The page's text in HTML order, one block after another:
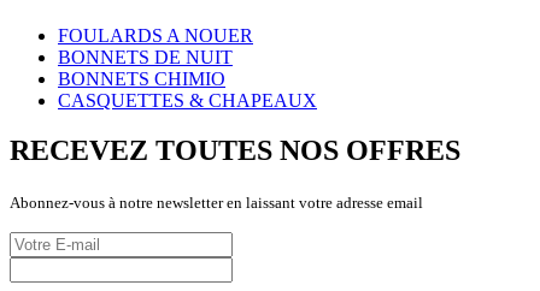
FOULARDS A NOUER
BONNETS DE NUIT
BONNETS CHIMIO
CASQUETTES & CHAPEAUX
RECEVEZ TOUTES NOS OFFRES
Abonnez-vous à notre newsletter en laissant votre adresse email